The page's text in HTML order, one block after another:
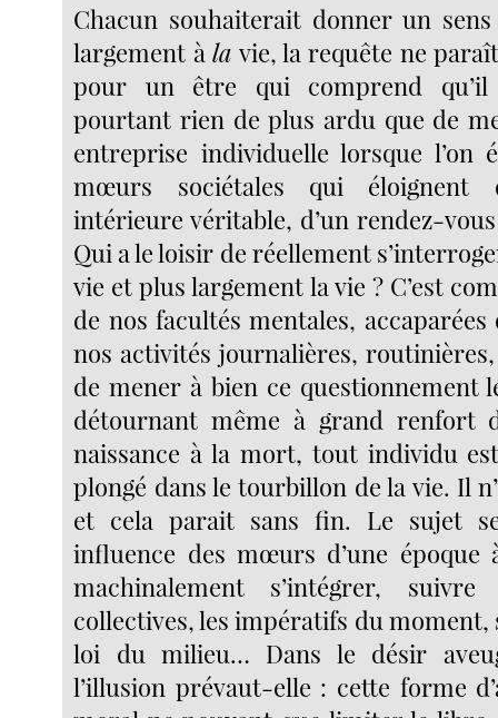
Chacun souhaiterait donner un
largement àla vie, la requête ne
pour un être qui comprend qu’il
pourtant rien de plus ardu que de
entreprise individuelle lorsque l’on
mœurs sociétales qui éloignent
intérieure véritable, d’un rendez-
Qui a le loisir de réellement
vie et plus largement la vie ? C’est
de nos facultés mentales, accaparées
nos activités journalières,
de mener à bien ce questionnement
détournant même à grand renfort
naissance à la mort, tout individu
plongé dans le tourbillon de la vie. Il
et cela parait sans fin. Le sujet
influence des mœurs d’une époque
machinalement s’intégrer,
collectives, les impératifs du moment,
loi du milieu… Dans le désir
l’illusion prévaut-elle : cette forme